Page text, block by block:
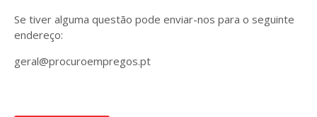
Se tiver alguma questão pode enviar-nos para o seguinte
endereço:
geral@procuroempregos.pt